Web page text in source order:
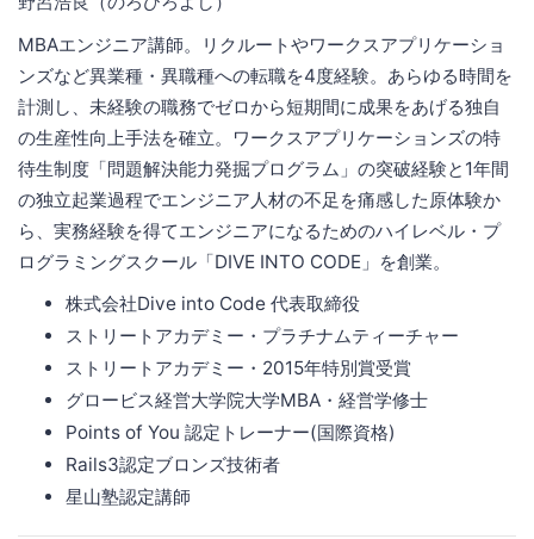
MBAエンジニア講師。リクルートやワークスアプリケーショ
ンズなど異業種・異職種への転職を4度経験。あらゆる時間を
計測し、未経験の職務でゼロから短期間に成果をあげる独自
の生産性向上手法を確立。ワークスアプリケーションズの特
待生制度「問題解決能力発掘プログラム」の突破経験と1年間
の独立起業過程でエンジニア人材の不足を痛感した原体験か
ら、実務経験を得てエンジニアになるためのハイレベル・プ
ログラミングスクール「DIVE INTO CODE」を創業。
株式会社Dive into Code 代表取締役
ストリートアカデミー・プラチナムティーチャー
ストリートアカデミー・2015年特別賞受賞
グロービス経営大学院大学MBA・経営学修士
Points of You 認定トレーナー(国際資格)
Rails3認定ブロンズ技術者
星山塾認定講師